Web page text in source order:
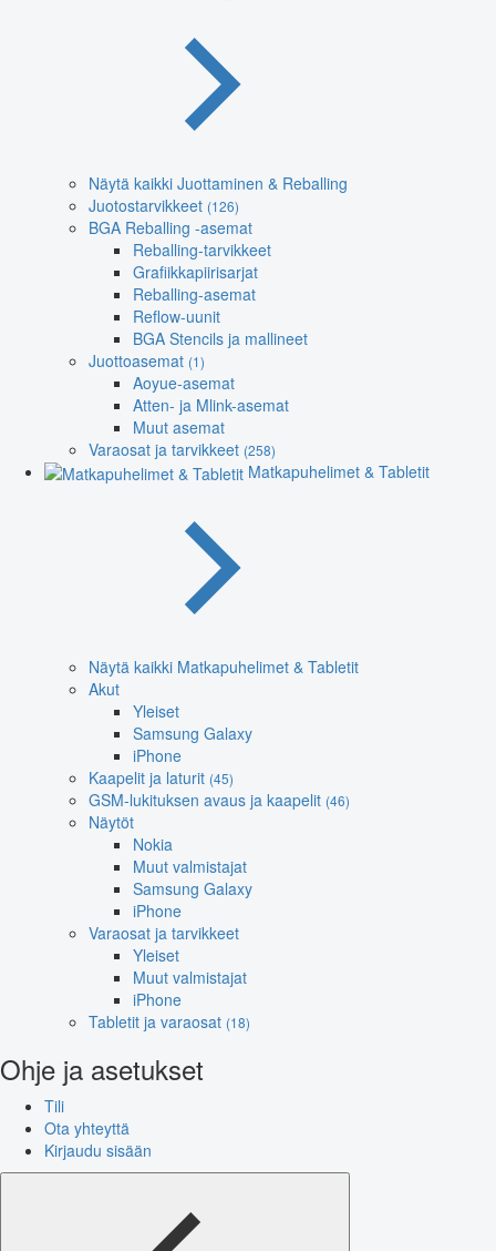
Näytä kaikki Juottaminen & Reballing
Juotostarvikkeet (126)
BGA Reballing -asemat
Reballing-tarvikkeet
Grafiikkapiirisarjat
Reballing-asemat
Reflow-uunit
BGA Stencils ja mallineet
Juottoasemat (1)
Aoyue-asemat
Atten- ja Mlink-asemat
Muut asemat
Varaosat ja tarvikkeet (258)
Matkapuhelimet & Tabletit
Näytä kaikki Matkapuhelimet & Tabletit
Akut
Yleiset
Samsung Galaxy
iPhone
Kaapelit ja laturit (45)
GSM-lukituksen avaus ja kaapelit (46)
Näytöt
Nokia
Muut valmistajat
Samsung Galaxy
iPhone
Varaosat ja tarvikkeet
Yleiset
Muut valmistajat
iPhone
Tabletit ja varaosat (18)
Ohje ja asetukset
Tili
Ota yhteyttä
Kirjaudu sisään